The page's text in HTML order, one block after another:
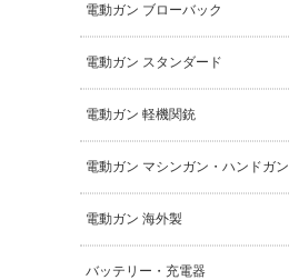
電動ガン ブローバック
電動ガン スタンダード
電動ガン 軽機関銃
電動ガン マシンガン・ハンドガン
電動ガン 海外製
バッテリー・充電器